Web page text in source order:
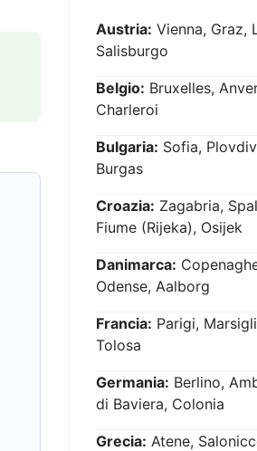
Austria: Vienna, Graz,
Salisburgo
Belgio: Bruxelles,
Charleroi
Bulgaria: Sofia,
Burgas
Croazia: Zagabria,
Fiume (Rijeka), Osijek
Danimarca:
Odense, Aalborg
Francia: Parigi,
Tolosa
Germania: Berlino,
di Baviera, Colonia
Grecia: Atene,